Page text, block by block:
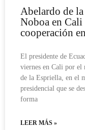
Abelardo de
Noboa en Cali
cooperación
El presidente de
viernes en Cali por el
de la Espriella, en el
presidencial que se
forma
LEER MÁS »